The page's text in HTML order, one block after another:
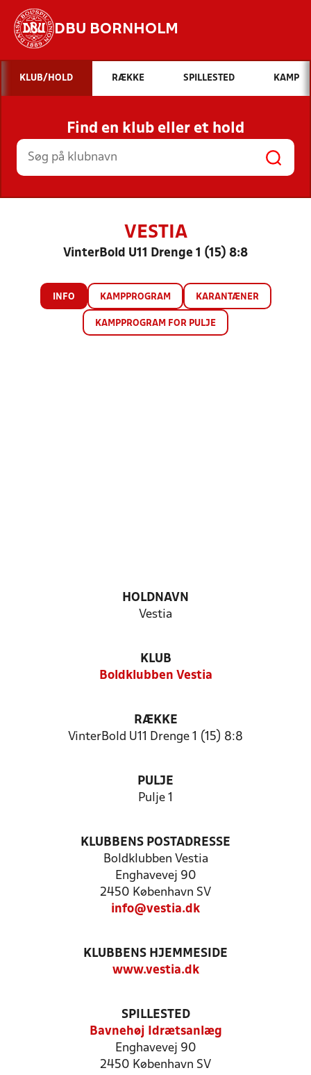
DBU BORNHOLM
Hvad vil du søge efter?
INDHOLD OG NYHEDER
STILLINGER, RESULTATER, KLUBBER OG
HOLD
KLUB/HOLD RÆKKE SPILLESTED KAMP
Find en klub eller et hold
VESTIA
VinterBold U11 Drenge 1 (15) 8:8
INFO KAMPPROGRAM KARANTÆNER
KAMPPROGRAM FOR PULJE
HOLDNAVN
Vestia
KLUB
Boldklubben Vestia
RÆKKE
VinterBold U11 Drenge 1 (15) 8:8
PULJE
Pulje 1
KLUBBENS POSTADRESSE
Boldklubben Vestia
Enghavevej 90
2450 København SV
info@vestia.dk
KLUBBENS HJEMMESIDE
www.vestia.dk
SPILLESTED
Bavnehøj Idrætsanlæg
Enghavevej 90
2450 København SV